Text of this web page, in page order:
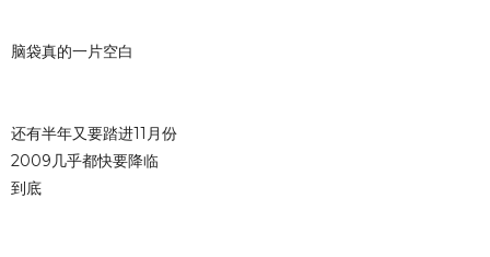
脑袋真的一片空白
还有半年又要踏进11月份
2009几乎都快要降临
到底